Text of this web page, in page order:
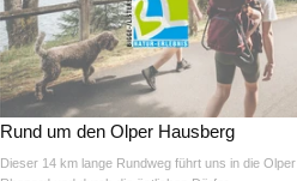
Rund um den Olper Hausberg
Dieser 14 km lange Rundweg führt uns in die Olper